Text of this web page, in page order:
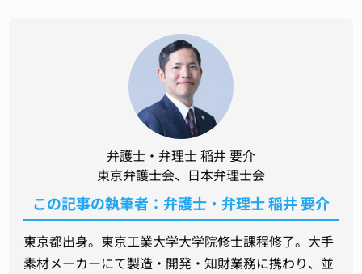
弁護士・弁理士 稲井 要介
東京弁護士会、日本弁理士会
この記事の執筆者：弁護士・弁理士 稲井 要介
東京都出身。東京工業大学大学院修士課程修了。大手
素材メーカーにて製造・開発・知財業務に携わり、並